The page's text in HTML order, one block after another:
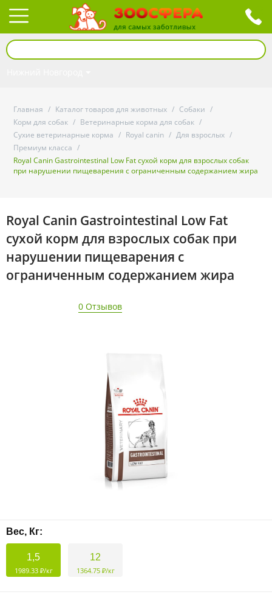
Главная / Каталог товаров для животных / Собаки /
Корм для собак / Ветеринарные корма для собак /
Сухие ветеринарные корма / Royal canin / Для взрослых /
Премиум класса /
Royal Canin Gastrointestinal Low Fat сухой корм для взрослых собак
при нарушении пищеварения с ограниченным содержанием жира
Royal Canin Gastrointestinal Low Fat
сухой корм для взрослых собак при
нарушении пищеварения с
ограниченным содержанием жира
0 Отзывов
Вес, Кг:
1,5
1989.33 ₽/кг
12
1364.75 ₽/кг